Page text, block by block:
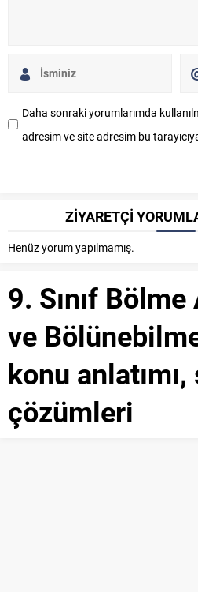
Daha sonraki yorumlarımda
adresim ve site adresim bu
ZİYARETÇİ
Henüz yorum yapılmamış.
9. Sınıf
ve
konu anlatımı,
çözümleri